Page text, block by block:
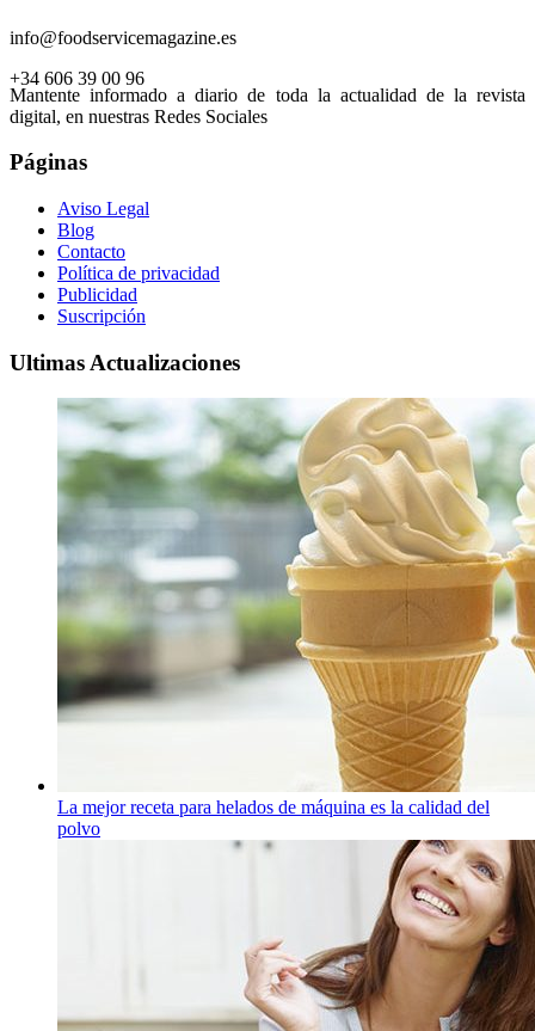
info@foodservicemagazine.es
+34 606 39 00 96
Mantente informado a diario de toda la actualidad de la revista
digital, en nuestras Redes Sociales
Páginas
Aviso Legal
Blog
Contacto
Política de privacidad
Publicidad
Suscripción
Ultimas Actualizaciones
La mejor receta para helados de máquina es la calidad del
polvo